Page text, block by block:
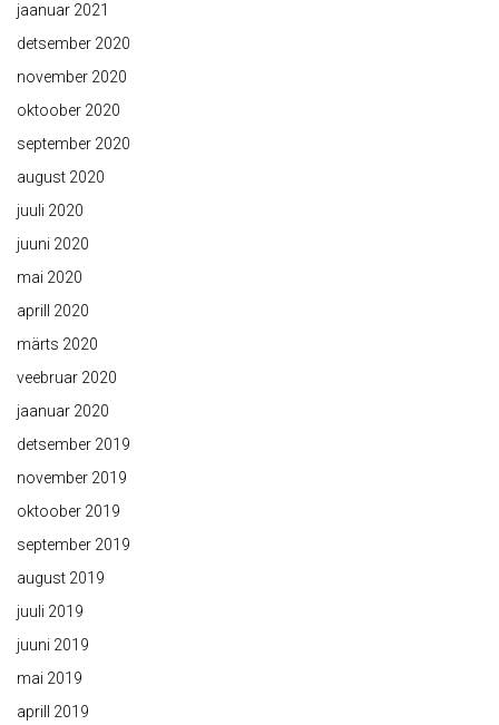
jaanuar 2021
detsember 2020
november 2020
oktoober 2020
september 2020
august 2020
juuli 2020
juuni 2020
mai 2020
aprill 2020
märts 2020
veebruar 2020
jaanuar 2020
detsember 2019
november 2019
oktoober 2019
september 2019
august 2019
juuli 2019
juuni 2019
mai 2019
aprill 2019